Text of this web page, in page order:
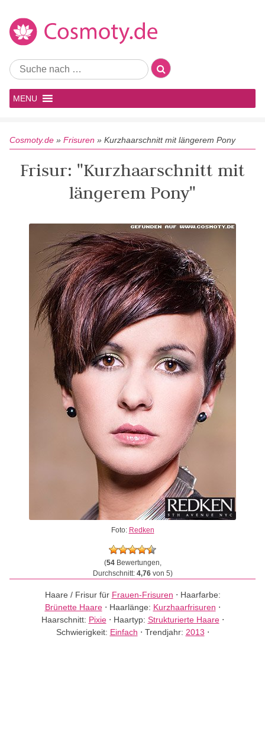
MENU
Cosmoty.de » Frisuren » Kurzhaarschnitt mit längerem Pony
Frisur: "Kurzhaarschnitt mit
längerem Pony"
Foto: Redken
(54Bewertungen,
Durchschnitt: 4,76von 5)
Haare / Frisur für Frauen-Frisuren ⋅ Haarfarbe:
Brünette Haare⋅ Haarlänge: Kurzhaarfrisuren ⋅
Haarschnitt: Pixie⋅ Haartyp: Strukturierte Haare⋅
Schwierigkeit: Einfach ⋅ Trendjahr: 2013 ⋅